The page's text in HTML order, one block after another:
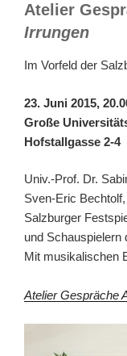
Atelier
Irrungen
Im Vorfeld der
23. Juni 2015,
Große
Hofstallgasse 2-4
Univ.-Prof. Dr.
Sven-Eric
Salzburger
und Schauspielern
Mit musikalischen
Atelier Gespräche